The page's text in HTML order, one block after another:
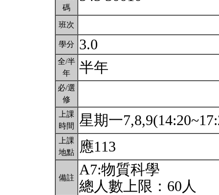
碼
班次
學分 3.0
全/半
年
半年
必/選
修
上課
時間
星期一
上課
地點
應113
備註
A7:物質科學
總人數上限：60人